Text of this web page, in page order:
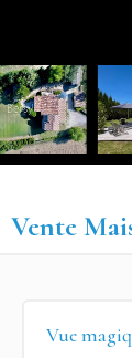
Vente
Vue